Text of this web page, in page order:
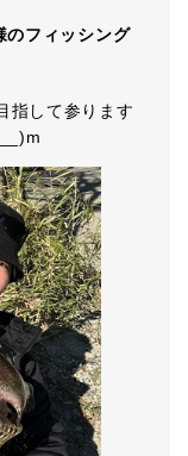
のフィッシング
指して参ります